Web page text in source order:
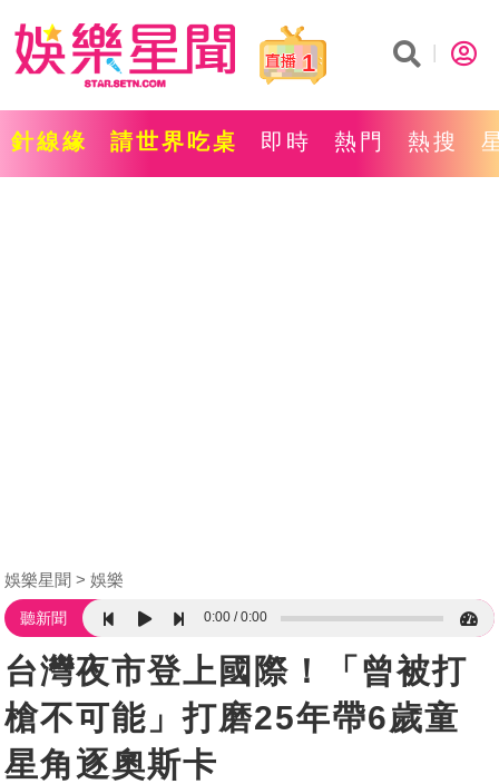
1
針線緣 請世界吃桌 即時 熱門 熱搜
娛樂星聞 娛樂
聽新聞 0:00 0:00
台灣夜市登上國際！「曾被打
槍不可能」打磨25年帶6歲童
星角逐奧斯卡